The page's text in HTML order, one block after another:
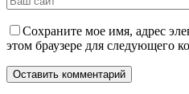
Сохраните мое имя, адрес
этом браузере для следующего